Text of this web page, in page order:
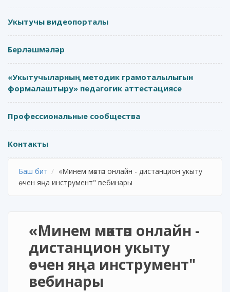
Укытучы видеопорталы
Берләшмәләр
«Укытучыларның методик грамоталылыгын
формалаштыру» педагогик аттестациясе
Профессиональные сообщества
Контакты
Баш бит
«Минем мәктәп онлайн - дистанцион укыту
өчен яңа инструмент" вебинары
«Минем мәктәп онлайн -
дистанцион укыту
өчен яңа инструмент"
вебинары